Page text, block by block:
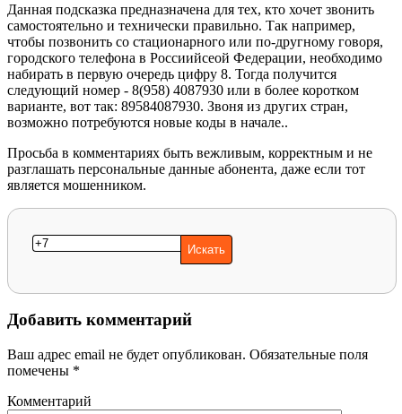
Данная подсказка предназначена для тех, кто хочет звонить
самостоятельно и технически правильно. Так например,
чтобы позвонить со стационарного или по-другному говоря,
городского телефона в Россиийсеой Федерации, необходимо
набирать в первую очередь цифру 8. Тогда получится
следующий номер - 8(958) 4087930 или в более коротком
варианте, вот так: 89584087930. Звоня из других стран,
возможно потребуются новые коды в начале..
Просьба в комментариях быть вежливым, корректным и не
разглашать персональные данные абонента, даже если тот
является мошенником.
Добавить комментарий
Ваш адрес email не будет опубликован. Обязательные поля
помечены *
Комментарий